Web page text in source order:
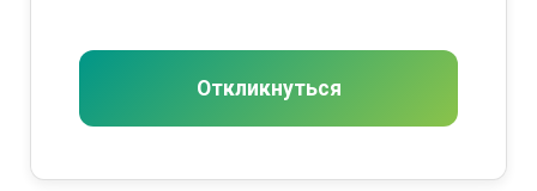
Откликнуться